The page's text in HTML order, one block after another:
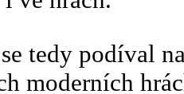
tedy podíval
moderních